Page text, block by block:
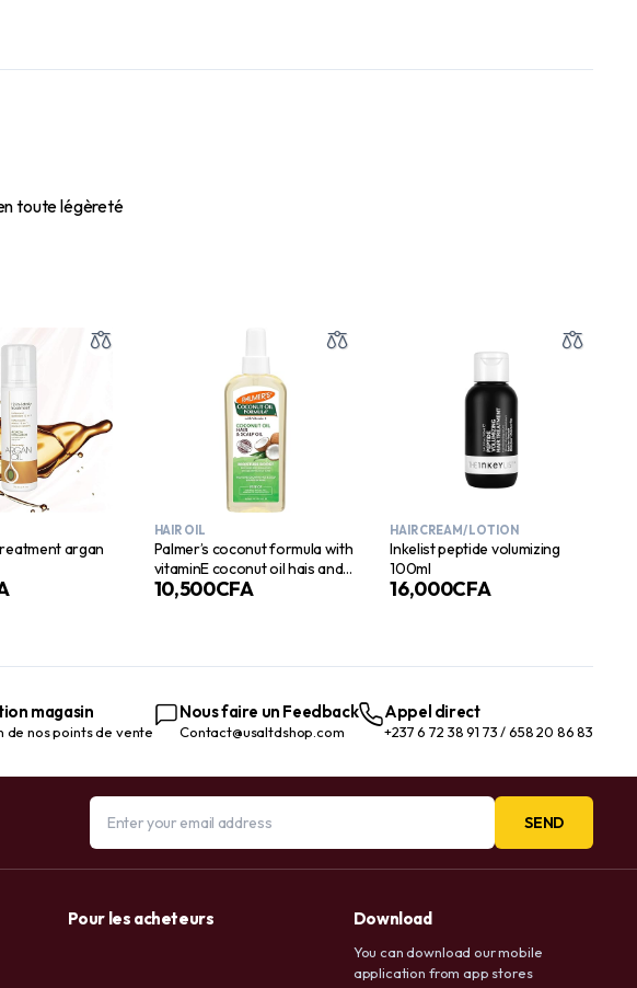
toute légèreté
argan
HAIR OIL
Palmer’s coconut formula with
vitaminE coconut oil hais and
scalp oil 150mg
10,500CFA
HAIR CREAM/ LOTION
Inkelist peptide volumizing
100ml
16,000CFA
magasin
de nos points de vente
Nous faire un Feedback
Contact@usaltdshop.com
Appel direct
+237 6 72 38 91 73 / 658 20 86 83
SEND
Pour les acheteurs Download
You can download our mobile
application from app stores